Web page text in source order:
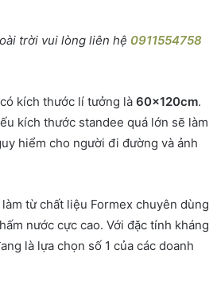
trời vui lòng liên hệ 0911554758
kích thước lí tưởng là 60x120cm.
kích thước standee quá lớn sẽ làm
hiểm cho người đi đường và ảnh
từ chất liệu Formex chuyên dùng
nước cực cao. Với đặc tính kháng
là lựa chọn số 1 của các doanh